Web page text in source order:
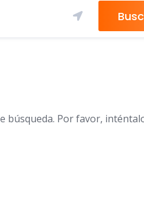
búsqueda. Por favor,